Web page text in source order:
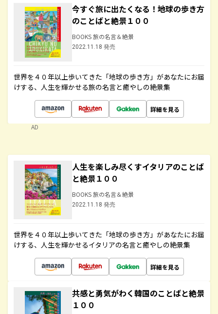
今すぐ旅に出たくなる！地球の歩き方
のことばと絶景１００
BOOKS 旅の名言＆絶景
2022.11.18 発売
世界を４０年以上歩いてきた「地球の歩き方」があなたにお届
けする、人生を輝かせる旅の名言と癒やしの絶景集
詳細を見る
AD
人生を楽しみ尽くすイタリアのことば
と絶景１００
BOOKS 旅の名言＆絶景
2022.11.18 発売
世界を４０年以上歩いてきた「地球の歩き方」があなたにお届
けする、人生を輝かせるイタリアの名言と癒やしの絶景集
詳細を見る
共感と勇気がわく韓国のことばと絶景
１００